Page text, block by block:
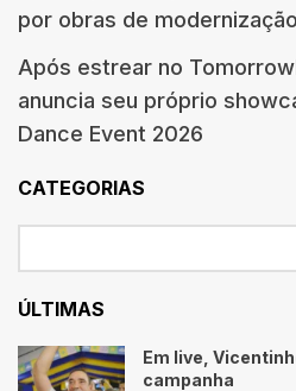
por obras de modernização
Após estrear no
anuncia seu próprio
Dance Event 2026
CATEGORIAS
ÚLTIMAS
Em live,
campanha